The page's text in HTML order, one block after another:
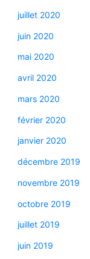
juillet 2020
juin 2020
mai 2020
avril 2020
mars 2020
février 2020
janvier 2020
décembre 2019
novembre 2019
octobre 2019
juillet 2019
juin 2019